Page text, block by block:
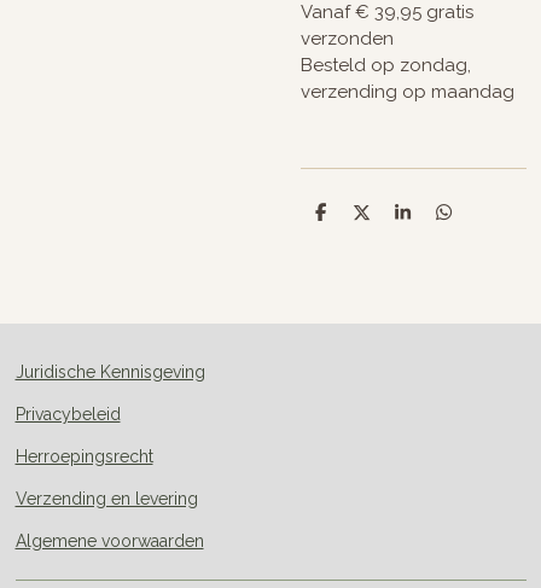
Vanaf € 39,95 gratis
verzonden
Besteld op zondag,
verzending op maandag
D
D
S
D
Juridische Kennisgeving
Privacybeleid
Herroepingsrecht
Verzending en levering
Algemene voorwaarden